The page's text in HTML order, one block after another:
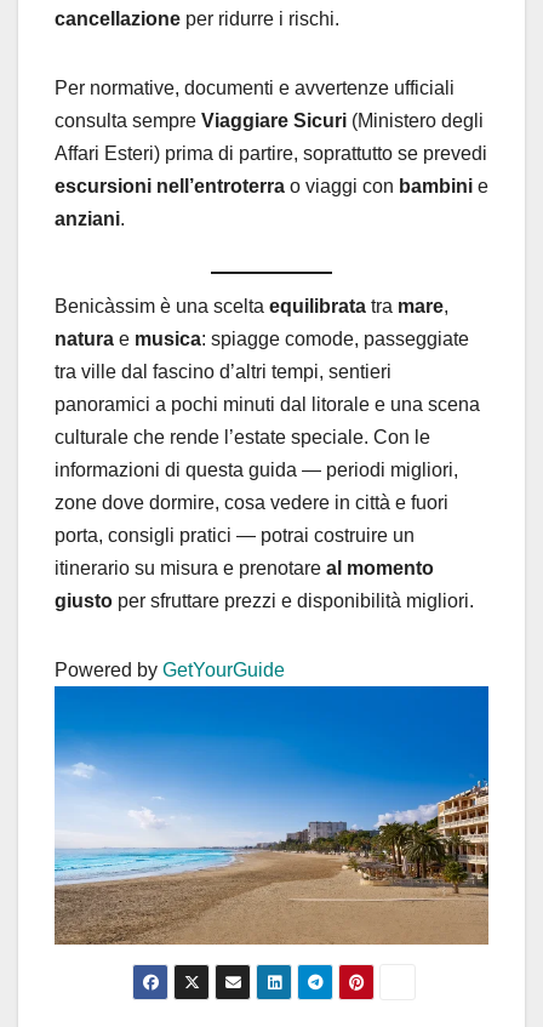
cancellazione per ridurre i rischi.
Per normative, documenti e avvertenze ufficiali
consulta sempre Viaggiare Sicuri (Ministero degli
Affari Esteri) prima di partire, soprattutto se prevedi
escursioni nell’entroterra o viaggi con bambini e
anziani.
Benicàssim è una scelta equilibrata tra mare,
natura e musica: spiagge comode, passeggiate
tra ville dal fascino d’altri tempi, sentieri
panoramici a pochi minuti dal litorale e una scena
culturale che rende l’estate speciale. Con le
informazioni di questa guida — periodi migliori,
zone dove dormire, cosa vedere in città e fuori
porta, consigli pratici — potrai costruire un
itinerario su misura e prenotare al momento
giusto per sfruttare prezzi e disponibilità migliori.
Powered by GetYourGuide